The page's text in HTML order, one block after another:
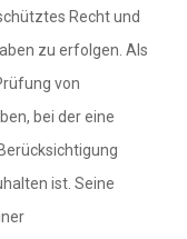
Recht und
zu erfolgen. Als
von
bei der eine
ist. Seine